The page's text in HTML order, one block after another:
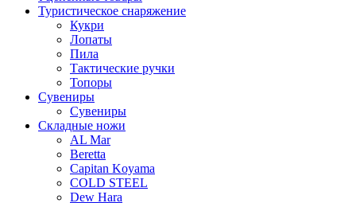
Туристическое снаряжение
Кукри
Лопаты
Пила
Тактические ручки
Топоры
Сувениры
Сувениры
Складные ножи
AL Mar
Beretta
Capitan Koyama
COLD STEEL
Dew Hara